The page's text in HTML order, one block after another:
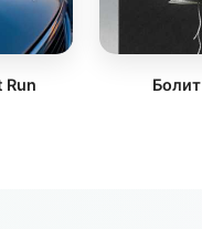
Run